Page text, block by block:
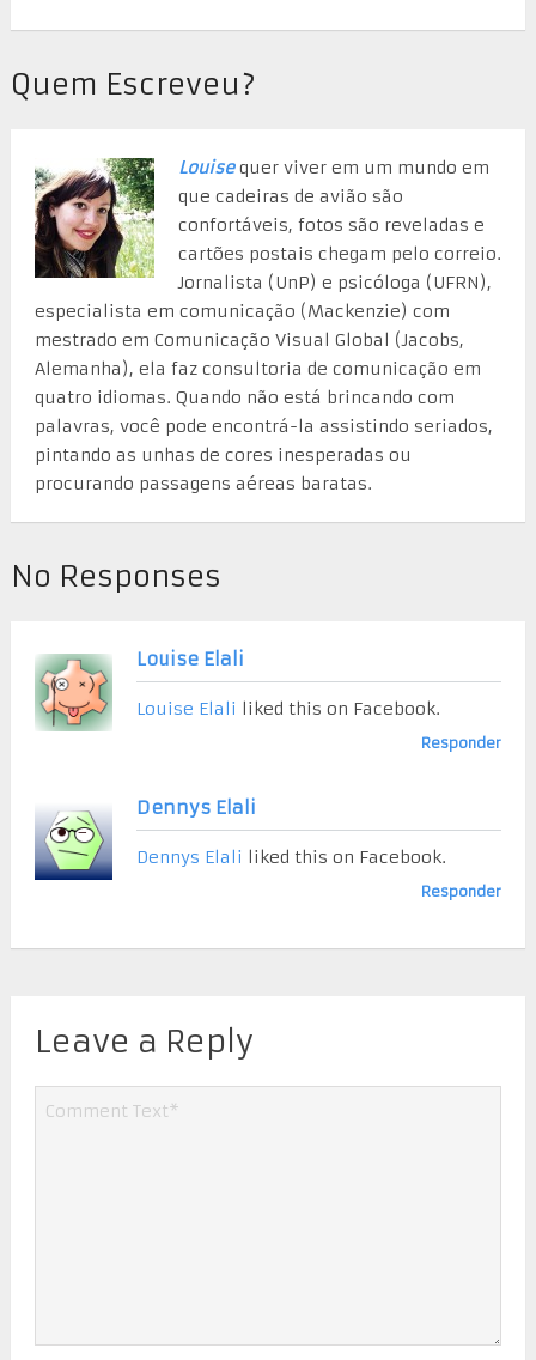
Quem Escreveu?
Louisequer viver em um mundo em
que cadeiras de avião são
confortáveis, fotos são reveladas e
cartões postais chegam pelo correio.
Jornalista (UnP) e psicóloga (UFRN),
especialista em comunicação (Mackenzie) com
mestrado em Comunicação Visual Global (Jacobs,
Alemanha), ela faz consultoria de comunicação em
quatro idiomas. Quando não está brincando com
palavras, você pode encontrá-la assistindo seriados,
pintando as unhas de cores inesperadas ou
procurando passagens aéreas baratas.
No Responses
Louise Elali
Louise Elali liked this on Facebook.
Responder
Dennys Elali
Dennys Elali liked this on Facebook.
Responder
Leave a Reply